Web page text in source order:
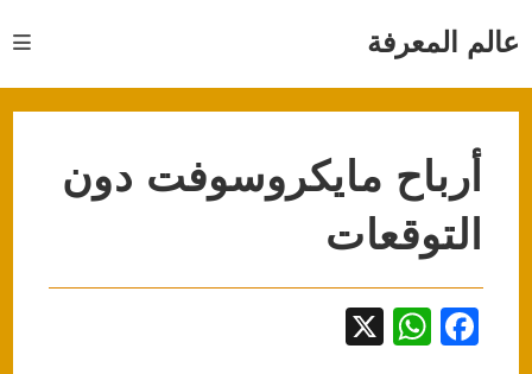
عالم المعرفة
أرباح مايكروسوفت دون
التوقعات
F
W